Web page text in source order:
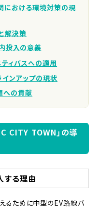
における環境対策の現
解決策
投入の意義
ィバスへの適用
ンアップの現状
への貢献
CITY TOWN」の導
する理由
るために中型のEV路線バ